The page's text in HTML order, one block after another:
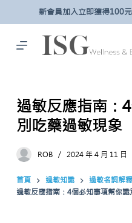
主
新會員加入立即獲得100
過敏反應指南：
別吃藥過敏現象
ROB 2024 年 4 月 11 日
首頁 過敏知識
過敏名詞解釋
過敏反應指南：4個必知事項幫你